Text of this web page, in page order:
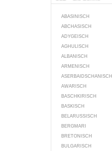
ABASINISCH
ABCHASISCH
ADYGEISCH
AGHULISCH
ALBANISCH
ARMENISCH
ASERBAIDSCHANISCH
AWARISCH
BASCHKIRISCH
BASKISCH
BELARUSSISCH
BERGMARI
BRETONISCH
BULGARISCH